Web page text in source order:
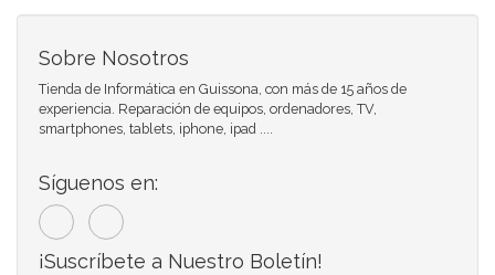
Sobre Nosotros
Tienda de Informática en Guissona, con más de 15 años de
experiencia. Reparación de equipos, ordenadores, TV,
smartphones, tablets, iphone, ipad ....
Síguenos en:
¡Suscríbete a Nuestro Boletín!